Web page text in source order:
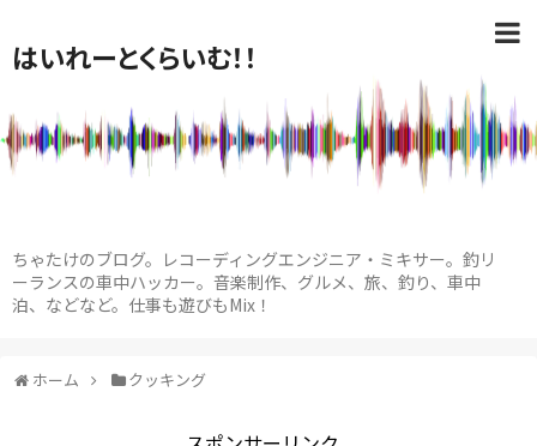
はいれーとくらいむ！！
ちゃたけのブログ。レコーディングエンジニア・ミキサー。釣リ
ーランスの車中ハッカー。音楽制作、グルメ、旅、釣り、車中
泊、などなど。仕事も遊びもMix！
ホーム クッキング